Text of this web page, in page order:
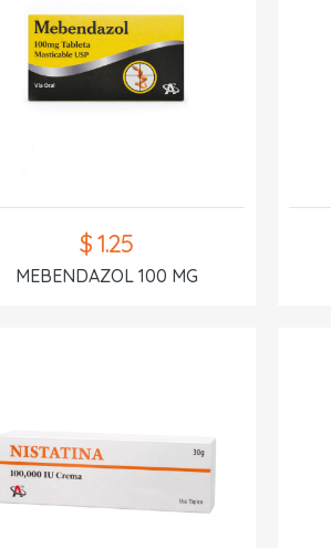
$ 1.25
MEBENDAZOL 100 MG